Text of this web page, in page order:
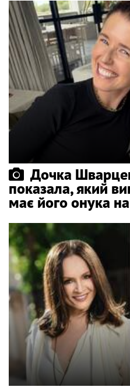
Дочка
показала, який
має його онука